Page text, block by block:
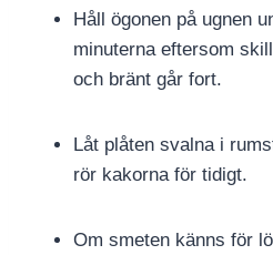
Håll ögonen på ugnen
minuterna eftersom
och bränt går fort.
Låt plåten svalna i
rör kakorna för tidigt.
Om smeten känns för